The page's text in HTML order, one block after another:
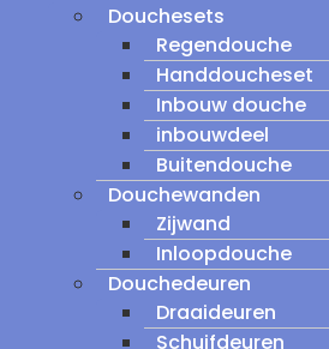
Douchesets
Regendouche
Handdoucheset
Inbouw douche
inbouwdeel
Buitendouche
Douchewanden
Zijwand
Inloopdouche
Douchedeuren
Draaideuren
Schuifdeuren